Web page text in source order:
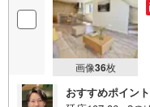
画像36枚
おすすめポイント